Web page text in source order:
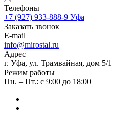
Телефоны
+7 (927) 933-888-9 Уфа
Заказать звонок
E-mail
info@mirostal.ru
Адрес
г. Уфа, ул. Трамвайная, дом 5/1
Режим работы
Пн. – Пт.: с 9:00 до 18:00